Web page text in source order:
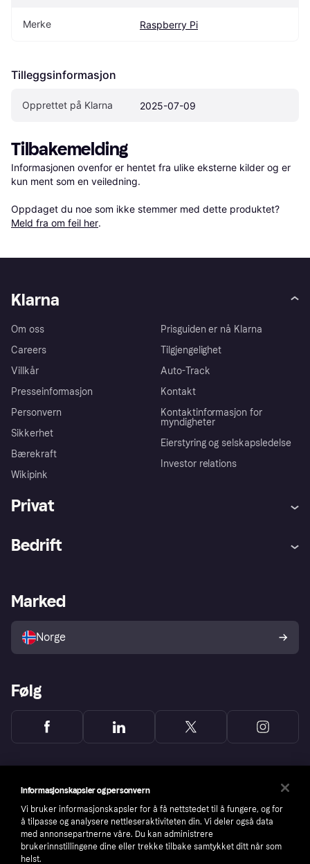
Merke Raspberry Pi
Tilleggsinformasjon
Opprettet på Klarna 2025-07-09
Tilbakemelding
Informasjonen ovenfor er hentet fra ulike eksterne kilder og er
kun ment som en veiledning.
Oppdaget du noe som ikke stemmer med dette produktet?
Meld fra om feil her.
Klarna
Om oss
Careers
Villkår
Presseinformasjon
Personvern
Sikkerhet
Bærekraft
Wikipink
Prisguiden er nå Klarna
Tilgjengelighet
Auto-Track
Kontakt
Kontaktinformasjon for
myndigheter
Eierstyring og selskapsledelse
Investor relations
Privat
Utforsk butikker
Bedrift
Merchant portal
Marked
Norge
Følg
Informasjonskapsler og personvern
Vi bruker informasjonskapsler for å få nettstedet til å fungere, og for
å tilpasse og analysere nettleseraktiviteten din. Vi deler også data
med annonsepartnerne våre. Du kan administrere
brukerinnstillingene dine eller trekke tilbake samtykket ditt når som
helst.